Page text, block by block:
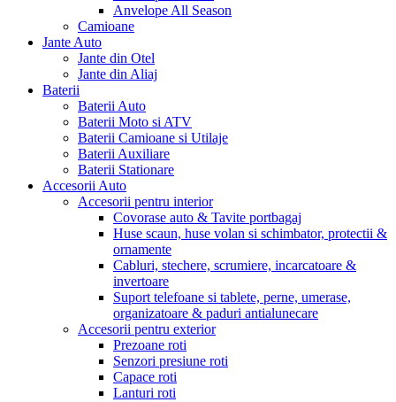
Anvelope All Season
Camioane
Jante Auto
Jante din Otel
Jante din Aliaj
Baterii
Baterii Auto
Baterii Moto si ATV
Baterii Camioane si Utilaje
Baterii Auxiliare
Baterii Stationare
Accesorii Auto
Accesorii pentru interior
Covorase auto & Tavite portbagaj
Huse scaun, huse volan si schimbator, protectii &
ornamente
Cabluri, stechere, scrumiere, incarcatoare &
invertoare
Suport telefoane si tablete, perne, umerase,
organizatoare & paduri antialunecare
Accesorii pentru exterior
Prezoane roti
Senzori presiune roti
Capace roti
Lanturi roti